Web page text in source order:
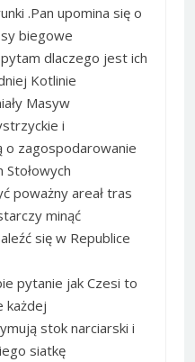
.Pan upomina się o
biegowe
dlaczego jest ich
Kotlinie
Masyw
i
o zagospodarowanie
Stołowych
poważny areał tras
minąć
się w Republice
pytanie jak Czesi to
każdej
stok narciarski i
siatkę